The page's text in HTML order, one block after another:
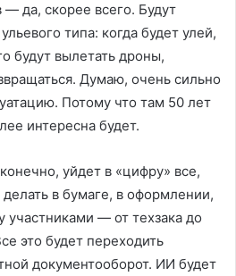
да, скорее всего. Будут
типа: когда будет улей,
будут вылетать дроны,
Думаю, очень сильно
Потому что там 50 лет
интересна будет.
уйдет в «цифру» все,
делать в бумаге, в оформлении,
участниками — от техзака до
это будет переходить
документооборот. ИИ будет